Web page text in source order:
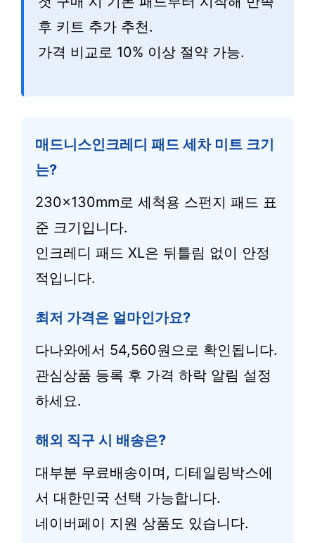
후 키트 추가 추천.
가격 비교로 10% 이상 절약 가능.
매드니스인크레디 패드 세차 미트 크기
는?
230x130mm로 세척용 스펀지 패드 표
준 크기입니다.
인크레디 패드 XL은 뒤틀림 없이 안정
적입니다.
최저 가격은 얼마인가요?
다나와에서 54,560원으로 확인됩니다.
관심상품 등록 후 가격 하락 알림 설정
하세요.
해외 직구 시 배송은?
대부분 무료배송이며, 디테일링박스에
서 대한민국 선택 가능합니다.
네이버페이 지원 상품도 있습니다.